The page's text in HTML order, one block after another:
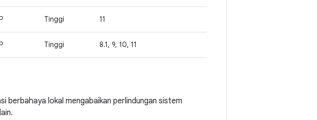
Tinggi 11
Tinggi 8.1, 9, 10, 11
berbahaya lokal mengabaikan perlindungan sistem